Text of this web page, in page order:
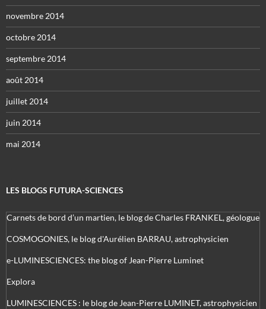
novembre 2014
octobre 2014
septembre 2014
août 2014
juillet 2014
juin 2014
mai 2014
LES BLOGS FUTURA-SCIENCES
Carnets de bord d’un martien, le blog de Charles FRANKEL, géologue
COSMOGONIES, le blog d'Aurélien BARRAU, astrophysicien
e-LUMINESCIENCES: the blog of Jean-Pierre Luminet
Explora
LUMINESCIENCES : le blog de Jean-Pierre LUMINET, astrophysicien